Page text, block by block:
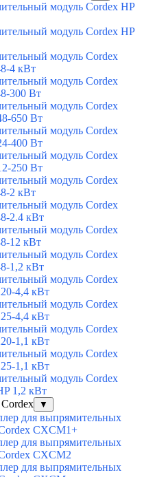
модуль Cordex HP
модуль Cordex HP
модуль Cordex
4 кВт
модуль Cordex
300 Вт
модуль Cordex
650 Вт
модуль Cordex
400 Вт
модуль Cordex
250 Вт
модуль Cordex
2 кВт
модуль Cordex
2.4 кВт
модуль Cordex
12 кВт
модуль Cordex
1,2 кВт
модуль Cordex
4,4 кВт
модуль Cordex
4,4 кВт
модуль Cordex
1,1 кВт
модуль Cordex
1,1 кВт
модуль Cordex
1,2 кВт
▼
для выпрямительных
CXCM1+
для выпрямительных
CXCM2
для выпрямительных